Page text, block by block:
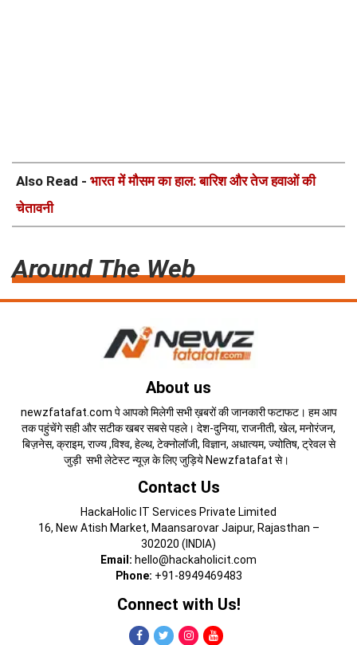
Also Read - भारत में मौसम का हाल: बारिश और तेज हवाओं की
चेतावनी
Around The Web
About us
newzfatafat.com पे आपको मिलेगी सभी ख़बरों की जानकारी फटाफट। हम आप
तक पहुंचेंगे सही और सटीक खबर सबसे पहले। देश-दुनिया, राजनीती, खेल, मनोरंजन,
बिज़नेस, क्राइम, राज्य ,विश्व, हेल्थ, टेक्नोलॉजी, विज्ञान, अधात्यम, ज्योतिष, ट्रेवल से
जुड़ी सभी लेटेस्ट न्यूज़ के लिए जुड़िये Newzfatafat से।
Contact Us
HackaHolic IT Services Private Limited
16, New Atish Market, Maansarovar Jaipur, Rajasthan –
302020 (INDIA)
Email: hello@hackaholicit.com
Phone: +91-8949469483
Connect with Us!